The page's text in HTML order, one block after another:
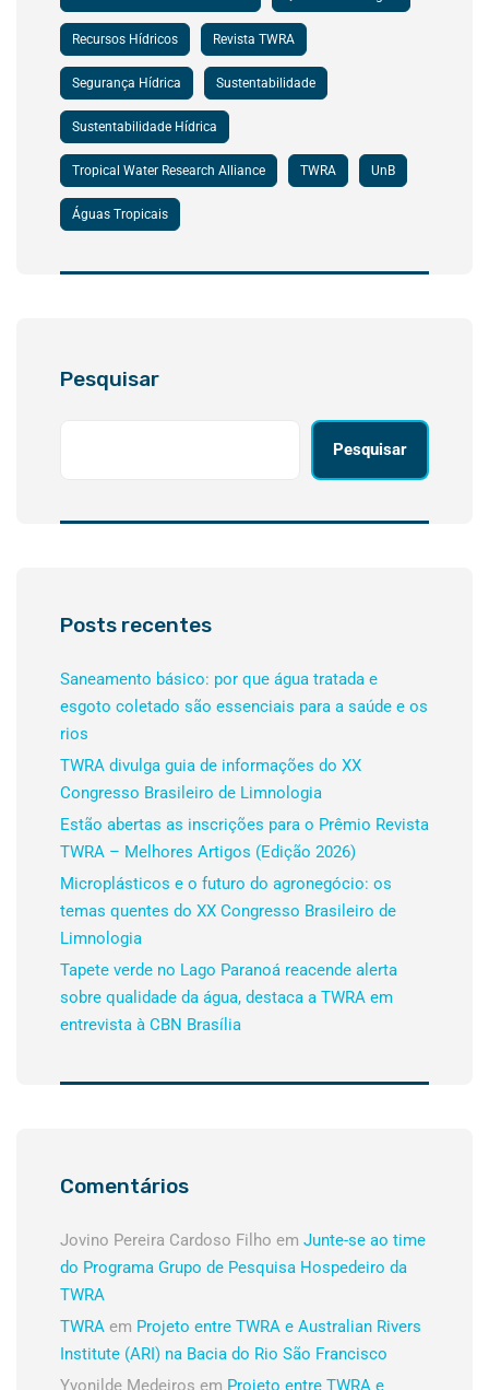
Recursos Hídricos Revista TWRA
Segurança Hídrica Sustentabilidade
Sustentabilidade Hídrica
Tropical Water Research Alliance TWRA UnB
Águas Tropicais
Pesquisar
Pesquisar
Posts recentes
Saneamento básico: por que água tratada e
esgoto coletado são essenciais para a saúde e os
rios
TWRA divulga guia de informações do XX
Congresso Brasileiro de Limnologia
Estão abertas as inscrições para o Prêmio Revista
TWRA – Melhores Artigos (Edição 2026)
Microplásticos e o futuro do agronegócio: os
temas quentes do XX Congresso Brasileiro de
Limnologia
Tapete verde no Lago Paranoá reacende alerta
sobre qualidade da água, destaca a TWRA em
entrevista à CBN Brasília
Comentários
Jovino Pereira Cardoso Filho em Junte-se ao time
do Programa Grupo de Pesquisa Hospedeiro da
TWRA
TWRA em Projeto entre TWRA e Australian Rivers
Institute (ARI) na Bacia do Rio São Francisco
Yvonilde Medeiros em Projeto entre TWRA e